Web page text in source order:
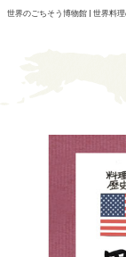
世界のごちそう博物館 | 世界料